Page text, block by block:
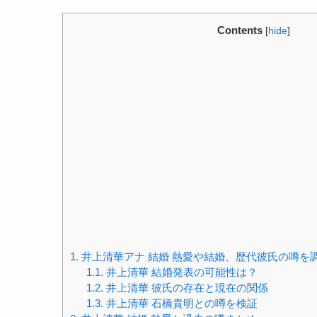
Contents [hide]
1. 井上清華アナ 結婚 熱愛や結婚、歴代彼氏の噂を
1.1. 井上清華 結婚発表の可能性は？
1.2. 井上清華 彼氏の存在と現在の関係
1.3. 井上清華 石橋貴明との噂を検証